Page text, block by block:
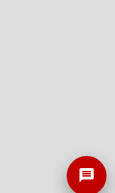
message